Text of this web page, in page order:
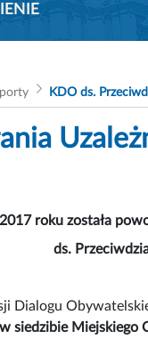
KDO ds.
roku została
ds.
Dialogu
siedzibie